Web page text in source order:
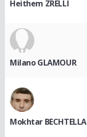
Heithem ZRELLI
Milano GLAMOUR
Mokhtar BECHTELLA